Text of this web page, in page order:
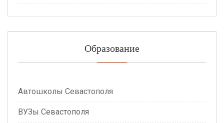
Образование
Автошколы Севастополя
ВУЗы Севастополя